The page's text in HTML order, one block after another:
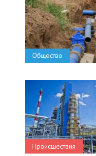
Общество
Происшествия